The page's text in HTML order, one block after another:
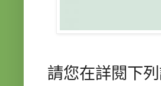
請您在詳閱下